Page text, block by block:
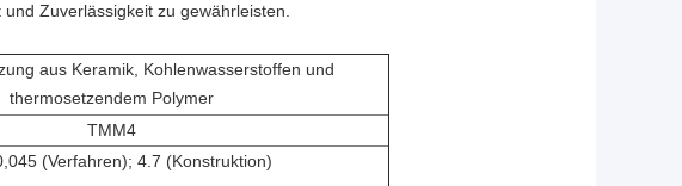
Zuverlässigkeit zu gewährleisten.
aus Keramik, Kohlenwasserstoffen und
thermosetzendem Polymer
TMM4
(Verfahren); 4.7 (Konstruktion)